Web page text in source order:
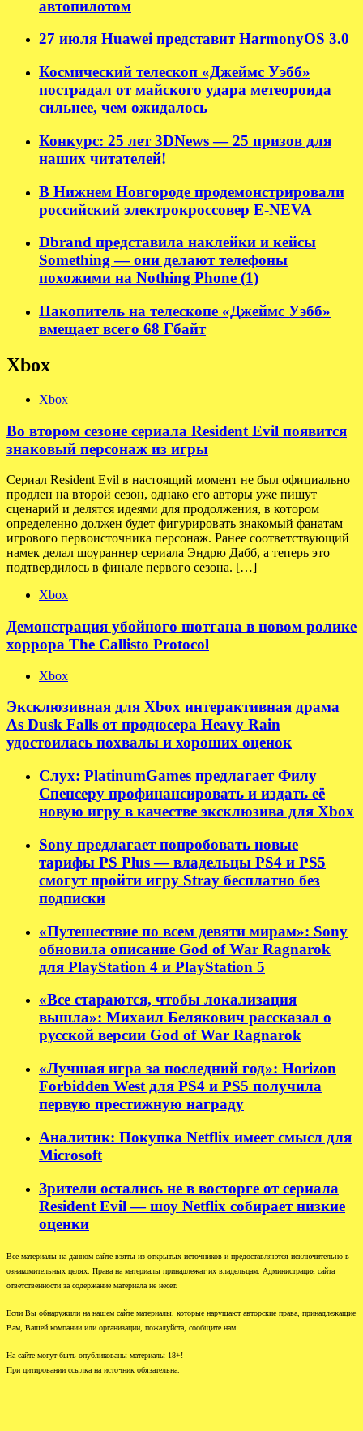
автопилотом
27 июля Huawei представит HarmonyOS 3.0
Космический телескоп «Джеймс Уэбб»
пострадал от майского удара метеороида
сильнее, чем ожидалось
Конкурс: 25 лет 3DNews — 25 призов для
наших читателей!
В Нижнем Новгороде продемонстрировали
российский электрокроссовер E-NEVA
Dbrand представила наклейки и кейсы
Something — они делают телефоны
похожими на Nothing Phone (1)
Накопитель на телескопе «Джеймс Уэбб»
вмещает всего 68 Гбайт
Xbox
Xbox
Во втором сезоне сериала Resident Evil появится
знаковый персонаж из игры
Сериал Resident Evil в настоящий момент не был официально
продлен на второй сезон, однако его авторы уже пишут
сценарий и делятся идеями для продолжения, в котором
определенно должен будет фигурировать знакомый фанатам
игрового первоисточника персонаж. Ранее соответствующий
намек делал шоураннер сериала Эндрю Дабб, а теперь это
подтвердилось в финале первого сезона. […]
Xbox
Демонстрация убойного шотгана в новом ролике
хоррора The Callisto Protocol
Xbox
Эксклюзивная для Xbox интерактивная драма
As Dusk Falls от продюсера Heavy Rain
удостоилась похвалы и хороших оценок
Слух: PlatinumGames предлагает Филу
Спенсеру профинансировать и издать её
новую игру в качестве эксклюзива для Xbox
Sony предлагает попробовать новые
тарифы PS Plus — владельцы PS4 и PS5
смогут пройти игру Stray бесплатно без
подписки
«Путешествие по всем девяти мирам»: Sony
обновила описание God of War Ragnarok
для PlayStation 4 и PlayStation 5
«Все стараются, чтобы локализация
вышла»: Михаил Белякович рассказал о
русской версии God of War Ragnarok
«Лучшая игра за последний год»: Horizon
Forbidden West для PS4 и PS5 получила
первую престижную награду
Аналитик: Покупка Netflix имеет смысл для
Microsoft
Зрители остались не в восторге от сериала
Resident Evil — шоу Netflix собирает низкие
оценки
Все материалы на данном сайте взяты из открытых источников и предоставляются исключительно в
ознакомительных целях. Права на материалы принадлежат их владельцам. Администрация сайта
ответственности за содержание материала не несет.
Если Вы обнаружили на нашем сайте материалы, которые нарушают авторские права, принадлежащие
Вам, Вашей компании или организации, пожалуйста, сообщите нам.
На сайте могут быть опубликованы материалы 18+!
При цитировании ссылка на источник обязательна.